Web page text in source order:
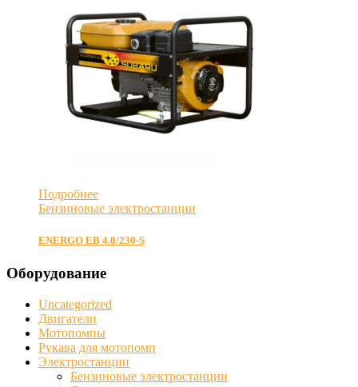
Подробнее
Бензиновые электростанции
ENERGO EB 4.0/230-S
Оборудование
Uncategorized
Двигатели
Мотопомпы
Рукава для мотопомп
Электростанции
Бензиновые электростанции